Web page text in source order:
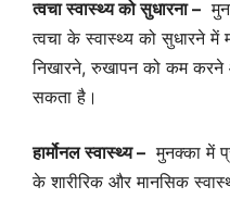
त्वचा स्वास्थ्य को सुधारना –
त्वचा के स्वास्थ्य को सुधारने
निखारने, रुखापन को कम
सकता है।
हार्मोनल स्वास्थ्य – मुनक्का में
के शारीरिक और मानसिक